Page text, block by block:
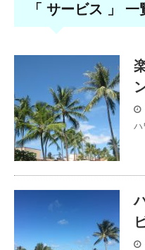
「 サービス 」 一
ハ